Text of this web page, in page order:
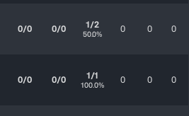
0/0 0/0 1/2
50.0% 0 0 0
0/0 0/0 1/1
100.0% 0 0 0